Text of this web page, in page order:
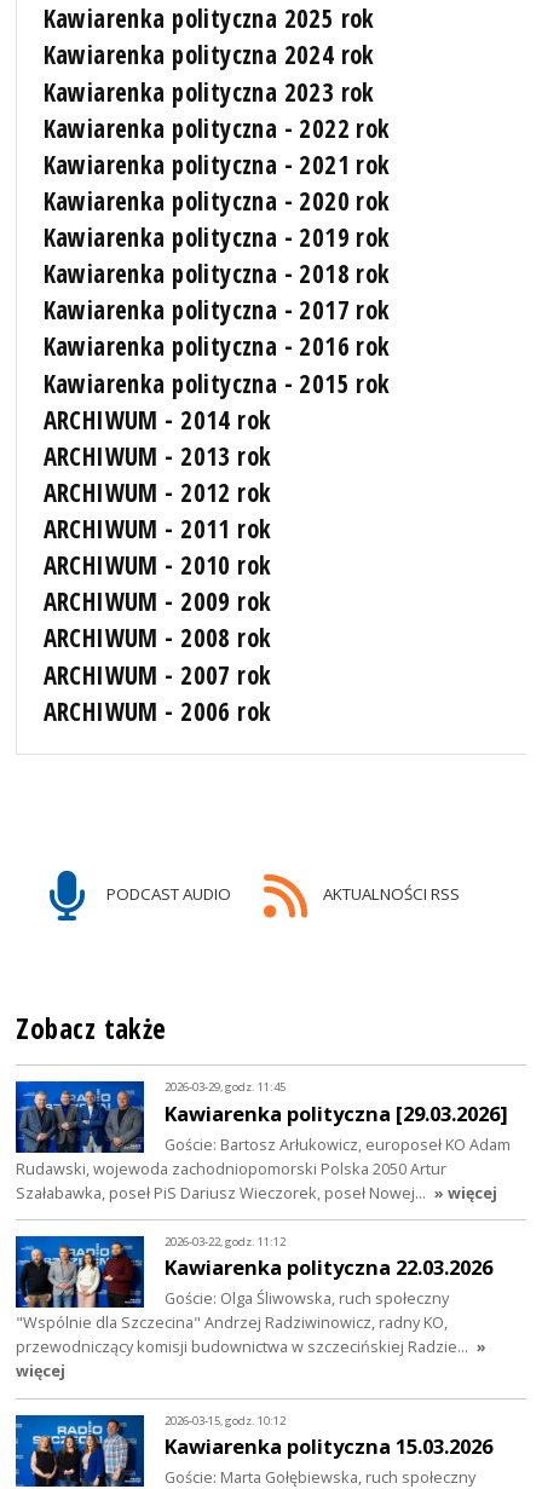
Kawiarenka polityczna 2025 rok
Kawiarenka polityczna 2024 rok
Kawiarenka polityczna 2023 rok
Kawiarenka polityczna - 2022 rok
Kawiarenka polityczna - 2021 rok
Kawiarenka polityczna - 2020 rok
Kawiarenka polityczna - 2019 rok
Kawiarenka polityczna - 2018 rok
Kawiarenka polityczna - 2017 rok
Kawiarenka polityczna - 2016 rok
Kawiarenka polityczna - 2015 rok
ARCHIWUM - 2014 rok
ARCHIWUM - 2013 rok
ARCHIWUM - 2012 rok
ARCHIWUM - 2011 rok
ARCHIWUM - 2010 rok
ARCHIWUM - 2009 rok
ARCHIWUM - 2008 rok
ARCHIWUM - 2007 rok
ARCHIWUM - 2006 rok
PODCAST AUDIO AKTUALNOŚCI RSS
Zobacz także
2026-03-29, godz. 11:45
Kawiarenka polityczna [29.03.2026]
Goście: Bartosz Arłukowicz, europoseł KO Adam
Rudawski, wojewoda zachodniopomorski Polska 2050 Artur
Szałabawka, poseł PiS Dariusz Wieczorek, poseł Nowej… » więcej
2026-03-22, godz. 11:12
Kawiarenka polityczna 22.03.2026
Goście: Olga Śliwowska, ruch społeczny
"Wspólnie dla Szczecina" Andrzej Radziwinowicz, radny KO,
przewodniczący komisji budownictwa w szczecińskiej Radzie… »
więcej
2026-03-15, godz. 10:12
Kawiarenka polityczna 15.03.2026
Goście: Marta Gołębiewska, ruch społeczny